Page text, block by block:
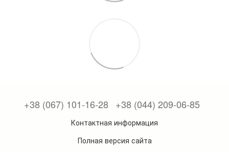
+38 (067) 101-16-28 +38 (044) 209-06-85
Контактная информация
Полная версия сайта